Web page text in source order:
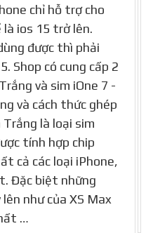
chỉ hỗ trợ cho
ios 15 trở lên.
được thì phải
Shop có cung cấp 2
và sim iOne 7 -
và cách thức ghép
là loại sim
tính hợp chip
cả các loại iPhone,
Đặc biệt những
như của XS Max
…